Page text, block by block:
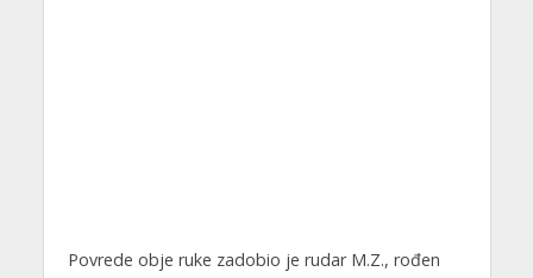
Povrede obje ruke zadobio je rudar M.Z., rođen